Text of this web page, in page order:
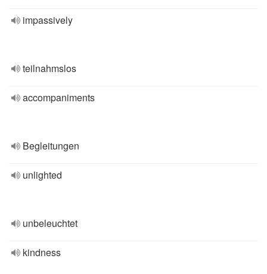
impassively
teilnahmslos
accompaniments
Begleitungen
unlighted
unbeleuchtet
kindness